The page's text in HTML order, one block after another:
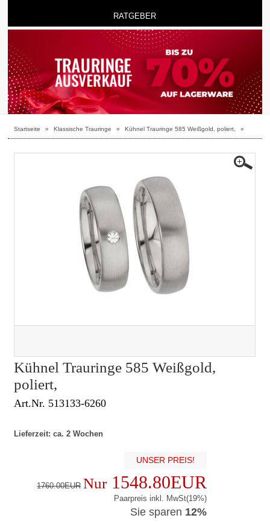
RATGEBER
Startseite » Klassische Trauringe » Kühnel Trauringe 585 Weißgold, poliert, »
Kühnel Trauringe 585 Weißgold,
poliert,
Art.Nr. 513133-6260
Lieferzeit: ca. 2 Wochen
UNSER PREIS!
1760.00EUR Nur1548.80EUR
Paarpreis inkl. MwSt(19%)
Sie sparen 12%